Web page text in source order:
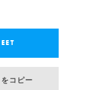
コピー